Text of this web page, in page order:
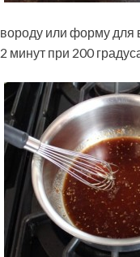
или форму
минут при 200